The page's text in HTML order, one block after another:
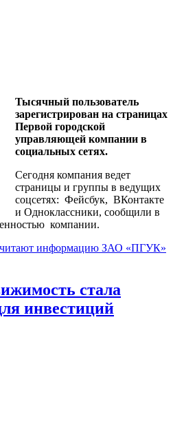
Тысячный пользователь
зарегистрирован на страницах
Первой городской
управляющей компании в
социальных сетях.
Сегодня компания ведет
страницы и группы в ведущих
соцсетях: Фейсбук, ВКонтакте
и Одноклассники, сообщили в
компании.
читают информацию ЗАО «ПГУК»
стала
инвестиций